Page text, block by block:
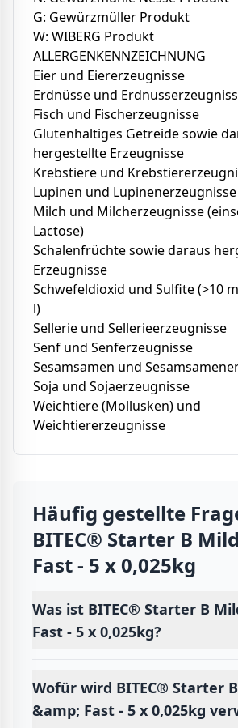
G: Gewürzmüller Produkt
W: WIBERG Produkt
ALLERGENKENNZEICHNUNG
Eier und Eiererzeugnisse
Erdnüsse und
Fisch und Fischerzeugnisse
Glutenhaltiges Getreide sowie
hergestellte Erzeugnisse
Krebstiere und
Lupinen und Lupinenerzeugnisse
Milch und Milcherzeugnisse
Lactose)
Schalenfrüchte sowie daraus
Erzeugnisse
Schwefeldioxid und Sulfite (>10
l)
Sellerie und Sellerieerzeugnisse
Senf und Senferzeugnisse
Sesamsamen und
Soja und Sojaerzeugnisse
Weichtiere (Mollusken) und
Weichtiererzeugnisse
Häufig gestellte
BITEC® Starter B
Fast - 5 x 0,025kg
Was ist BITEC® Starter B
Fast - 5 x 0,025kg?
Wofür wird BITEC® Starter
&amp; Fast - 5 x 0,025kg